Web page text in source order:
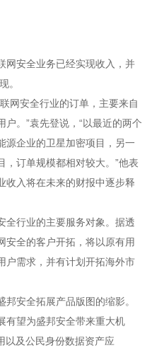
网安全业务已经实现收入，并
。
网安全行业的订单，主要来自
。”袁先登说，“以最近的两个
源企业的卫星加密项目，另一
，订单规模都相对较大。”他表
收入将在未来的财报中逐步释
全行业的主要服务对象。据透
安全的客户开拓，将以原有用
户需求，并有计划开拓海外市
安全拓展产品版图的缩影。
有望为盛邦安全带来重大机
以及公民身份数据资产应